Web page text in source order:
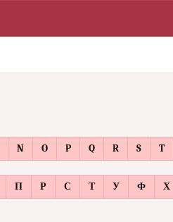
N O P Q R S T
П Р С Т У Ф Х